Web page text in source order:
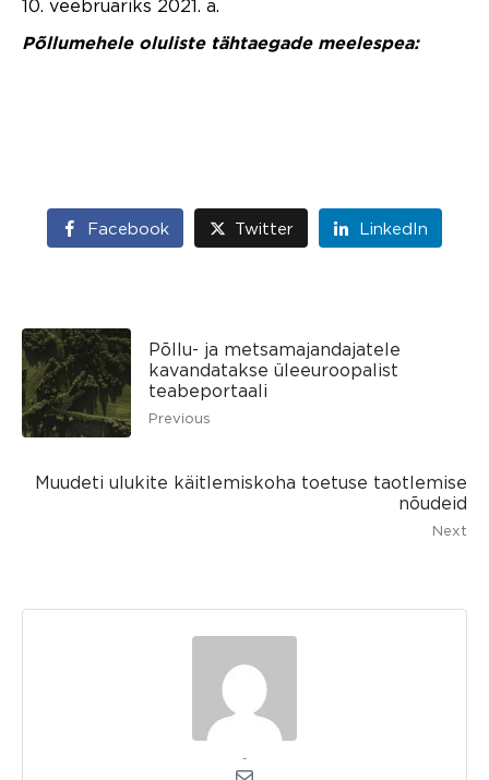
10. veebruariks 2021. a.
Põllumehele oluliste tähtaegade meelespea:
Facebook Twitter LinkedIn
Põllu- ja metsamajandajatele
kavandatakse üleeuroopalist
teabeportaali
Previous
Muudeti ulukite käitlemiskoha toetuse taotlemise
nõudeid
Next